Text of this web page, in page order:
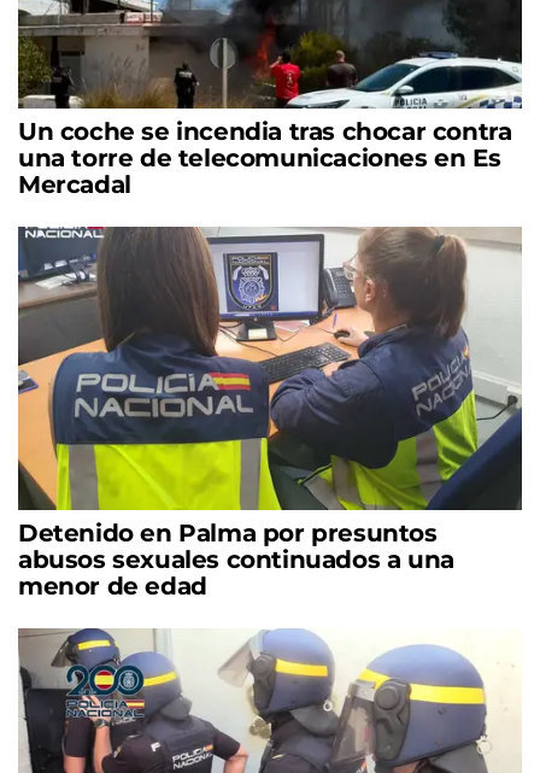
Un coche se incendia tras chocar contra
una torre de telecomunicaciones en Es
Mercadal
Detenido en Palma por presuntos
abusos sexuales continuados a una
menor de edad